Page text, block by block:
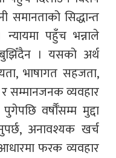
सिद्धान्त
पहुँच भन्नाले
। यसको अर्थ
भाषागत सहजता,
सम्मानजनक व्यवहार
वर्षौँसम्म मुद्दा
अनावश्यक खर्च
फरक व्यवहार